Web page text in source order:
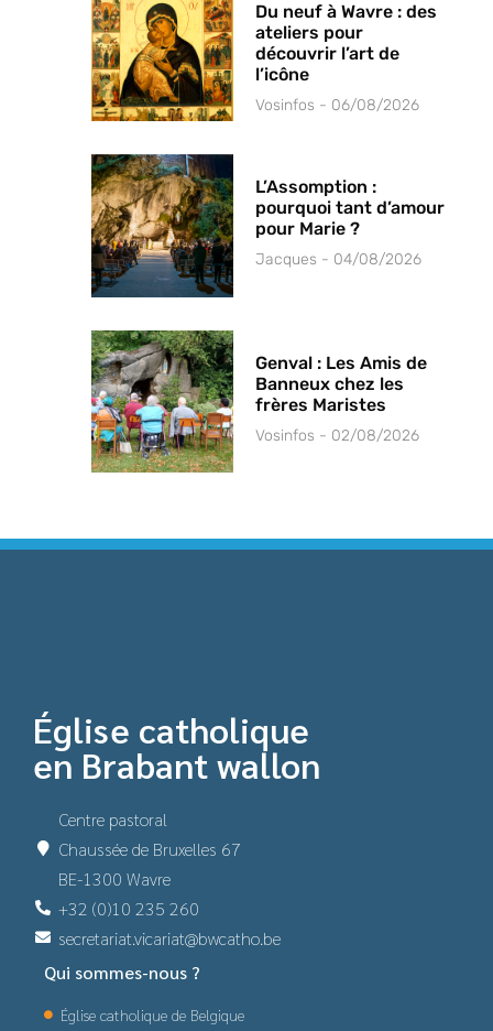
Du neuf à Wavre : des
ateliers pour
découvrir l’art de
l’icône
Vosinfos 06/08/2026
L’Assomption :
pourquoi tant d’amour
pour Marie ?
Jacques 04/08/2026
Genval : Les Amis de
Banneux chez les
frères Maristes
Vosinfos 02/08/2026
Église catholique
en Brabant wallon
Centre pastoral
Chaussée de Bruxelles 67
BE-1300 Wavre
+32 (0)10 235 260
secretariat.vicariat@bwcatho.be
Qui sommes-nous ?
Église catholique de Belgique